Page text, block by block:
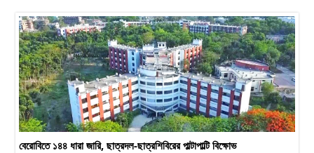
বেরোবিতে ১৪৪ ধারা জারি, ছাত্রদল-ছাত্রশিবিরের পাল্টাপাল্টি বিক্ষোভ